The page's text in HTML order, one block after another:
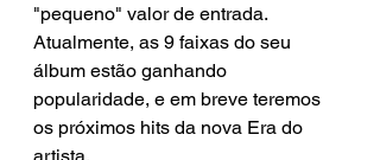
"pequeno" valor de entrada.
Atualmente, as 9 faixas do seu
álbum estão ganhando
popularidade, e em breve teremos
os próximos hits da nova Era do
artista.